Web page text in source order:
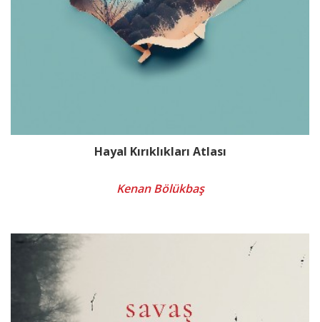
Hayal Kırıklıkları Atlası
Kenan Bölükbaş